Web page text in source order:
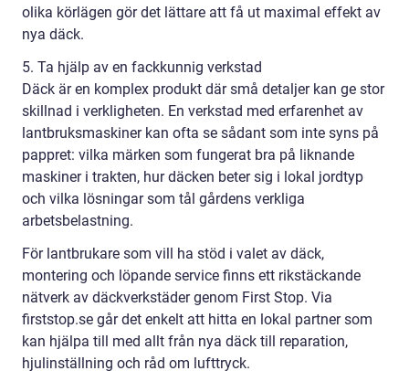
olika körlägen gör det lättare att få ut maximal effekt av
nya däck.
5. Ta hjälp av en fackkunnig verkstad
Däck är en komplex produkt där små detaljer kan ge stor
skillnad i verkligheten. En verkstad med erfarenhet av
lantbruksmaskiner kan ofta se sådant som inte syns på
pappret: vilka märken som fungerat bra på liknande
maskiner i trakten, hur däcken beter sig i lokal jordtyp
och vilka lösningar som tål gårdens verkliga
arbetsbelastning.
För lantbrukare som vill ha stöd i valet av däck,
montering och löpande service finns ett rikstäckande
nätverk av däckverkstäder genom First Stop. Via
firststop.se går det enkelt att hitta en lokal partner som
kan hjälpa till med allt från nya däck till reparation,
hjulinställning och råd om lufttryck.